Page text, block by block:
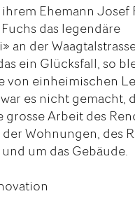
Ehemann Josef
das legendäre
an der
ein Glücksfall, so
von einheimischen
es nicht gemacht,
grosse Arbeit des
Wohnungen, des
um das Gebäude.